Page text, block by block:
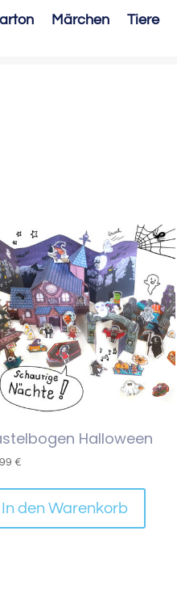
Märchen Tiere
Halloween
€
In den Warenkorb